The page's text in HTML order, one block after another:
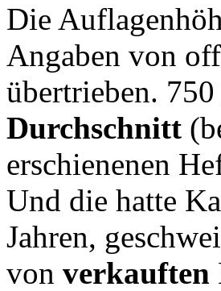
Die
Angaben von
übertrieben.
Durchschnitt
erschienenen
Und die hatte
Jahren,
von verkauften